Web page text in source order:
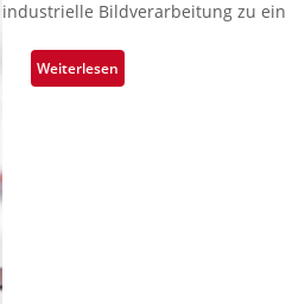
n
r
a
h
s
u
industrielle Bildverarbeitung zu
Weiterlesen:
Z